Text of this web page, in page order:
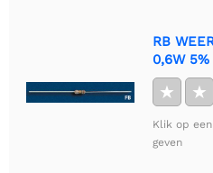
RB
0,6W 5%
★ ★
Klik op
geven